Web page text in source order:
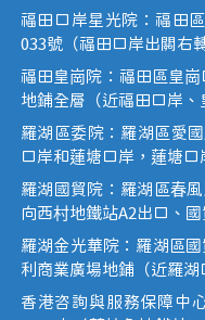
福田口岸星光院：福田
033號（福田口岸出關右
福田皇崗院：福田區皇
地鋪全層（近福田口岸、
羅湖區委院：羅湖區愛
口岸和蓮塘口岸，蓮塘口
羅湖國貿院：羅湖區春
向西村地鐵站A2出口、國
羅湖金光華院：羅湖區
利商業廣場地鋪（近羅湖
香港咨詢與服務保障中